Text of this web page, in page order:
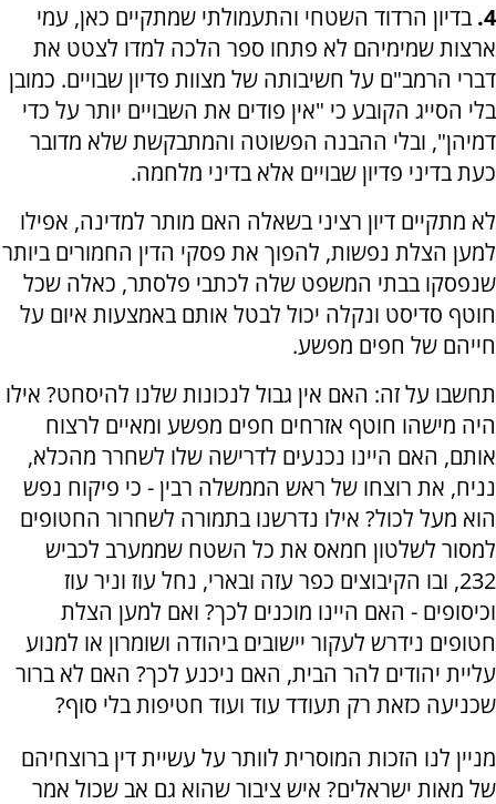
4. בדיון הרדוד השטחי והתעמולתי שמתקיים כאן, עמי
ארצות שמימיהם לא פתחו ספר הלכה למדו לצטט את
דברי הרמב"ם על חשיבותה של מצוות פדיון שבויים. כמובן
בלי הסייג הקובע כי "אין פודים את השבויים יותר על כדי
דמיהן", ובלי ההבנה הפשוטה והמתבקשת שלא מדובר
כעת בדיני פדיון שבויים אלא בדיני מלחמה.
לא מתקיים דיון רציני בשאלה האם מותר למדינה, אפילו
למען הצלת נפשות, להפוך את פסקי הדין החמורים ביותר
שנפסקו בבתי המשפט שלה לכתבי פלסתר, כאלה שכל
חוטף סדיסט ונקלה יכול לבטל אותם באמצעות איום על
חייהם של חפים מפשע.
תחשבו על זה: האם אין גבול לנכונות שלנו להיסחט? אילו
היה מישהו חוטף אזרחים חפים מפשע ומאיים לרצוח
אותם, האם היינו נכנעים לדרישה שלו לשחרר מהכלא,
נניח, את רוצחו של ראש הממשלה רבין - כי פיקוח נפש
הוא מעל לכול? אילו נדרשנו בתמורה לשחרור החטופים
למסור לשלטון חמאס את כל השטח שממערב לכביש
232, ובו הקיבוצים כפר עזה ובארי, נחל עוז וניר עוז
וכיסופים - האם היינו מוכנים לכך? ואם למען הצלת
חטופים נידרש לעקור יישובים ביהודה ושומרון או למנוע
עליית יהודים להר הבית, האם ניכנע לכך? האם לא ברור
שכניעה כזאת רק תעודד עוד ועוד חטיפות בלי סוף?
מניין לנו הזכות המוסרית לוותר על עשיית דין ברוצחיהם
של מאות ישראלים? איש ציבור שהוא גם אב שכול אמר